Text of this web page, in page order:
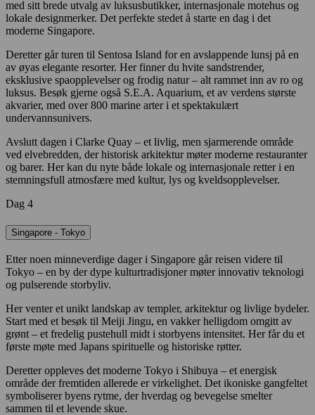
med sitt brede utvalg av luksusbutikker, internasjonale motehus og
lokale designmerker. Det perfekte stedet å starte en dag i det
moderne Singapore.
Deretter går turen til Sentosa Island for en avslappende lunsj på en
av øyas elegante resorter. Her finner du hvite sandstrender,
eksklusive spaopplevelser og frodig natur – alt rammet inn av ro og
luksus. Besøk gjerne også S.E.A. Aquarium, et av verdens største
akvarier, med over 800 marine arter i et spektakulært
undervannsunivers.
Avslutt dagen i Clarke Quay – et livlig, men sjarmerende område
ved elvebredden, der historisk arkitektur møter moderne restauranter
og barer. Her kan du nyte både lokale og internasjonale retter i en
stemningsfull atmosfære med kultur, lys og kveldsopplevelser.
Dag 4
Singapore - Tokyo
Etter noen minneverdige dager i Singapore går reisen videre til
Tokyo – en by der dype kulturtradisjoner møter innovativ teknologi
og pulserende storbyliv.
Her venter et unikt landskap av templer, arkitektur og livlige bydeler.
Start med et besøk til Meiji Jingu, en vakker helligdom omgitt av
grønt – et fredelig pustehull midt i storbyens intensitet. Her får du et
første møte med Japans spirituelle og historiske røtter.
Deretter oppleves det moderne Tokyo i Shibuya – et energisk
område der fremtiden allerede er virkelighet. Det ikoniske gangfeltet
symboliserer byens rytme, der hverdag og bevegelse smelter
sammen til et levende skue.